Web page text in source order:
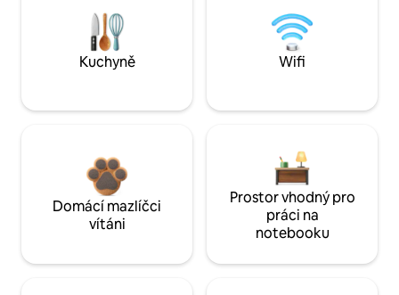
Kuchyně Wifi
Domácí mazlíčci
vítáni
Prostor vhodný pro
práci na
notebooku